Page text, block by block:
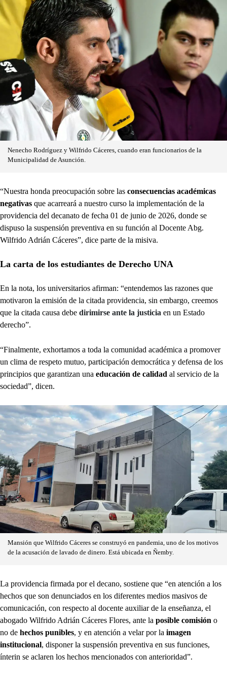
Nenecho Rodríguez y Wilfrido Cáceres, cuando eran funcionarios de la
Municipalidad de Asunción.
“Nuestra honda preocupación sobre las consecuencias académicas
negativas que acarreará a nuestro curso la implementación de la
providencia del decanato de fecha 01 de junio de 2026, donde se
dispuso la suspensión preventiva en su función al Docente Abg.
Wilfrido Adrián Cáceres”, dice parte de la misiva.
La carta de los estudiantes de Derecho UNA
En la nota, los universitarios afirman: “entendemos las razones que
motivaron la emisión de la citada providencia, sin embargo, creemos
que la citada causa debe dirimirse ante la justicia en un Estado
derecho”.
“Finalmente, exhortamos a toda la comunidad académica a promover
un clima de respeto mutuo, participación democrática y defensa de los
principios que garantizan una educación de calidad al servicio de la
sociedad”, dicen.
Mansión que Wilfrido Cáceres se construyó en pandemia, uno de los motivos
de la acusación de lavado de dinero. Está ubicada en Ñemby.
La providencia firmada por el decano, sostiene que “en atención a los
hechos que son denunciados en los diferentes medios masivos de
comunicación, con respecto al docente auxiliar de la enseñanza, el
abogado Wilfrido Adrián Cáceres Flores, ante la posible comisión o
no de hechos punibles, y en atención a velar por la imagen
institucional, disponer la suspensión preventiva en sus funciones,
ínterin se aclaren los hechos mencionados con anterioridad”.